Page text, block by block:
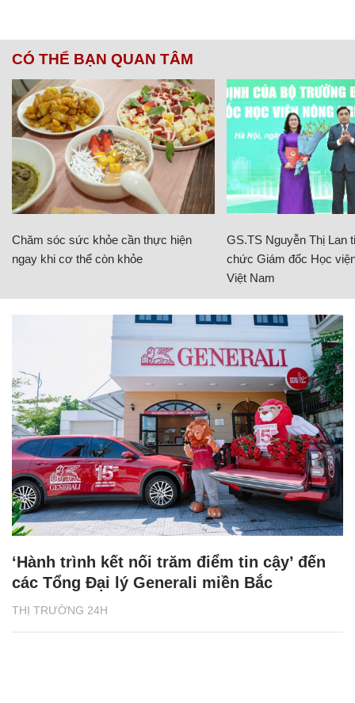
CÓ THỂ BẠN QUAN TÂM
Chăm sóc sức khỏe cần thực hiện
ngay khi cơ thể còn khỏe
GS.TS Nguyễn Thị Lan
chức Giám đốc Học
Việt Nam
THỊ TRƯỜNG 24H
‘Hành trình kết nối trăm điểm tin cậy’ đến
các Tổng Đại lý Generali miền Bắc